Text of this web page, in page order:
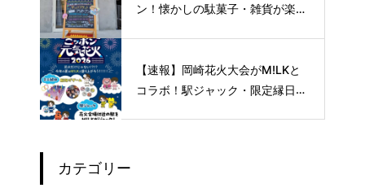
ン！懐かしの駄菓子・雑貨が楽し
【速報】岡崎花火大会がM!LKと
コラボ！駅ジャック・限定縁日な
カテゴリー